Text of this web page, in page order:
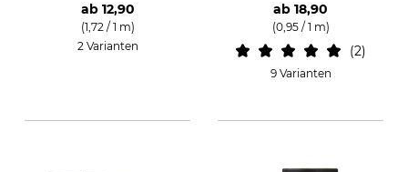
ab 12,90
(1,72 / 1 m)
2 Varianten
ab 18,90
(0,95 / 1 m)
2
9 Varianten